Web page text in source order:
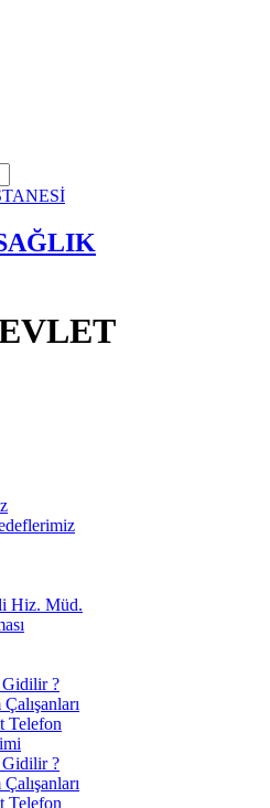
Hiz. Müd.
Gidilir ?
Telefon
Gidilir ?
Telefon